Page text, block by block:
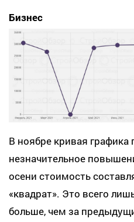
Бизнес
В ноябре кривая графика
незначительное
осени стоимость
«квадрат». Это всего
больше, чем за